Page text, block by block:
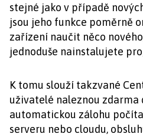
stejné jako v případě
jsou jeho funkce poměrně
zařízení naučit něco
jednoduše nainstalujete
K tomu slouží takzvané
uživatelé naleznou
automatickou zálohu
serveru nebo cloudu,